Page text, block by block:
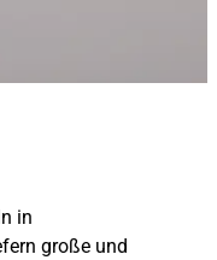
in
große und